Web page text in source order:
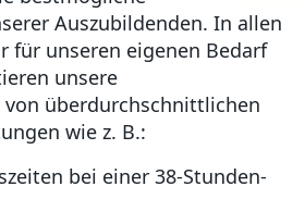
Auszubildenden. In allen
für unseren eigenen Bedarf
unsere
überdurchschnittlichen
wie z. B.:
bei einer 38-Stunden-